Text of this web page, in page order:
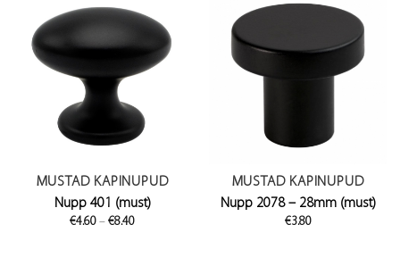
MUSTAD KAPINUPUD
Nupp 401 (must)
€4.60 – €8.40Price
MUSTAD KAPINUPUD
Nupp 2078 – 28mm (must)
€3.80